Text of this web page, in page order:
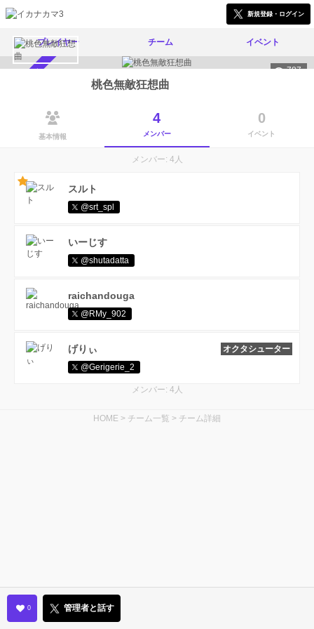
新規登録・ログイン
プレイヤー チーム イベント
787
桃色無敵狂想曲
基本情報
4
メンバー
0
イベント
メンバー: 4人
スルト
@srt_spl
いーじす
@shutadatta
raichandouga
@RMy_902
げりぃ
オクタシューター
@Gerigerie_2
メンバー: 4人
HOME > チーム一覧 > チーム詳細
0 管理者と話す